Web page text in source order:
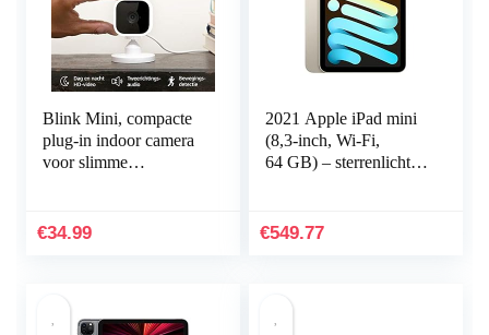
Blink Mini, compacte
plug-in indoor camera
voor slimme
bewegingsdetectie – 1
€34.99
2021 Apple iPad mini
(8,3-inch, Wi-Fi,
64 GB) – sterrenlicht
€549.77